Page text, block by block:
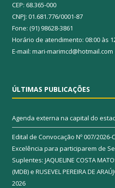
CEP: 68.365-000
CNPJ: 01.681.776/0001-87
Fone: (91) 98628-3861
Horário de atendimento: 08:00 às
E-mail: mari-marimcd@hotmail.com
ÚLTIMAS PUBLICAÇÕES
Agenda externa na capital do
Edital de Convocação Nº 007/2026-
Excelência para participarem de
Suplentes: JAQUELINE COSTA
(MDB) e RUSEVEL PEREIRA DE
2026